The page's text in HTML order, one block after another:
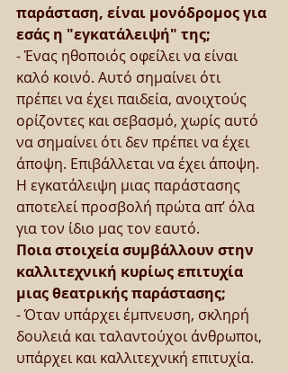
παράσταση, είναι μονόδρομος για
εσάς η ″εγκατάλειψή″ της;
- Ένας ηθοποιός οφείλει να είναι
καλό κοινό. Αυτό σημαίνει ότι
πρέπει να έχει παιδεία, ανοιχτούς
ορίζοντες και σεβασμό, χωρίς αυτό
να σημαίνει ότι δεν πρέπει να έχει
άποψη. Επιβάλλεται να έχει άποψη.
Η εγκατάλειψη μιας παράστασης
αποτελεί προσβολή πρώτα απ’ όλα
για τον ίδιο μας τον εαυτό.
Ποια στοιχεία συμβάλλουν στην
καλλιτεχνική κυρίως επιτυχία
μιας θεατρικής παράστασης;
- Όταν υπάρχει έμπνευση, σκληρή
δουλειά και ταλαντούχοι άνθρωποι,
υπάρχει και καλλιτεχνική επιτυχία.